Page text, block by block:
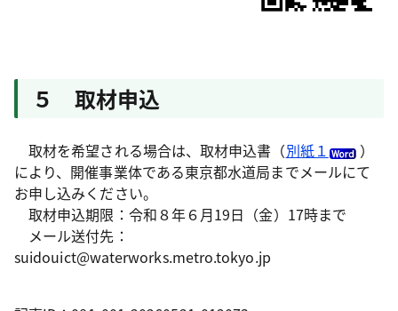
５ 取材申込
取材を希望される場合は、取材申込書（別紙１
）
により、開催事業体である東京都水道局までメールにて
お申し込みください。
取材申込期限：令和８年６月19日（金）17時まで
メール送付先：
suidouict@waterworks.metro.tokyo.jp